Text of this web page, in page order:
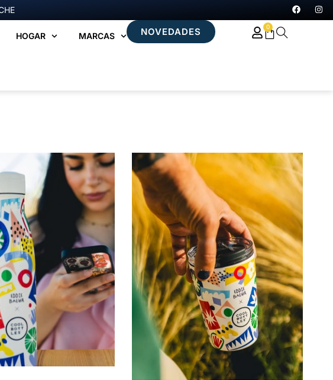
HOGAR MARCAS NOVEDADES 0